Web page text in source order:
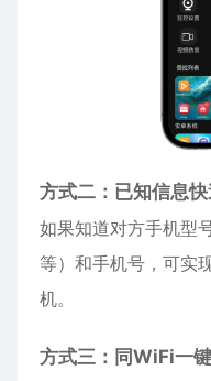
方式二：已知信息
如果知道对方手机型
等）和手机号，可实
机。
方式三：同WiFi一